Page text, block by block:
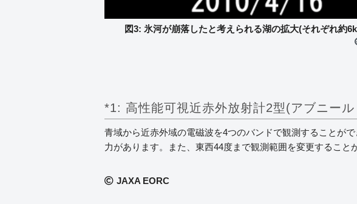
図3: 氷河が崩落したと考えられる湖の拡大(それぞれ約
*1: 高性能可視近赤外放射計2型(アブニール
青域から近赤外域の電磁波を4つのバンドで観測することが
力があります。また、東西44度まで観測範囲を変更すること
JAXA EORC